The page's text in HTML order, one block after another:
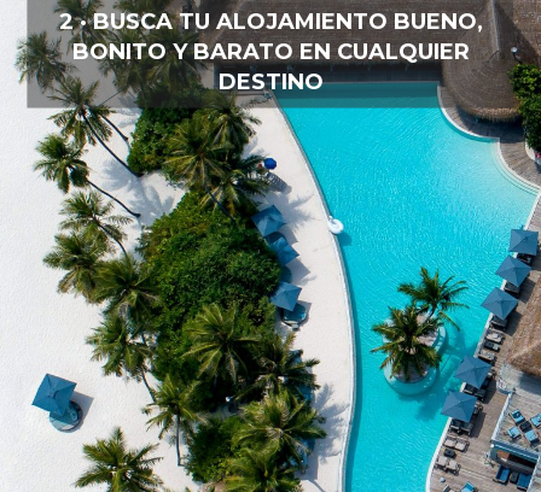
2 · BUSCA TU ALOJAMIENTO BUENO,
BONITO Y BARATO EN CUALQUIER
DESTINO